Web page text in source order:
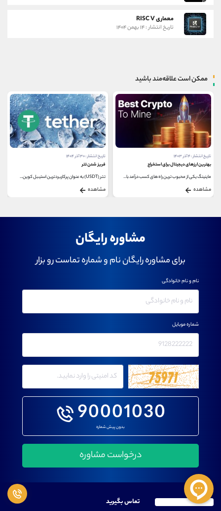
معماری RISC V
تاریخ انتشار : ۱۴ بهمن ۱۴۰۴
ممکن است علاقه‌مند باشید
تاریخ انتشار : ۴ آذر ۱۴۰۳
بهترین ارزهای دیجیتال برای استخراج
ماینینگ یکی از محبوب ترین راه های کسب درآمد با...
مشاهده
تاریخ انتشار : ۳۰ آذر ۱۴۰۴
فریز شدن تتر
تتر (USDT) به عنوان پرکاربردترین استیبل ‌کوین...
مشاهده
مشاوره رایگان
برای مشاوره رایگان نام و شماره تماست رو بزار
90001030
بدون پیش شماره
نام و نام خانوادگی
شماره موبایل
تماس بگیرید